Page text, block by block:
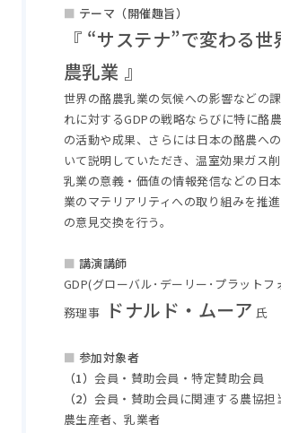
■ テーマ（開催趣旨）
『 “サステナ”で変わる世
農乳業 』
世界の酪農乳業の気候への影響などの
れに対するGDPの戦略ならびに特に酪
の活動や成果、さらには日本の酪農へ
いて説明していただき、温室効果ガス
乳業の意義・価値の情報発信などの日
業のマテリアリティへの取り組みを推
の意見交換を行う。
■ 講演講師
GDP(グローバル･デーリー･プラットフ
務理事
ドナルド・ムーア 氏
■ 参加対象者
（1）会員・賛助会員・特定賛助会員
（2）会員・賛助会員に関連する農協担
農生産者、乳業者